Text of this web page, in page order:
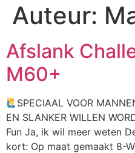
Auteur:
Afslank
M60+
SPECIAAL VOOR
EN SLANKER WILLEN
Fun Ja, ik wil meer weten
kort: Op maat gemaakt 8-